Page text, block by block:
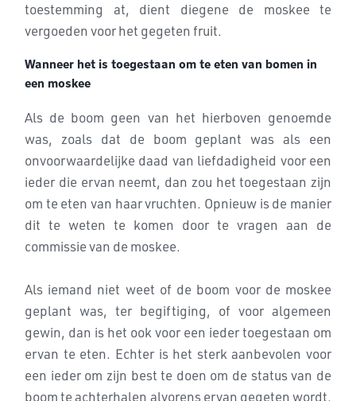
toestemming at, dient diegene de moskee te
vergoeden voor het gegeten fruit.
Wanneer het is toegestaan om te eten van bomen in
een moskee
Als de boom geen van het hierboven genoemde
was, zoals dat de boom geplant was als een
onvoorwaardelijke daad van liefdadigheid voor een
ieder die ervan neemt, dan zou het toegestaan zijn
om te eten van haar vruchten. Opnieuw is de manier
dit te weten te komen door te vragen aan de
commissie van de moskee.
Als iemand niet weet of de boom voor de moskee
geplant was, ter begiftiging, of voor algemeen
gewin, dan is het ook voor een ieder toegestaan om
ervan te eten. Echter is het sterk aanbevolen voor
een ieder om zijn best te doen om de status van de
boom te achterhalen alvorens ervan gegeten wordt.